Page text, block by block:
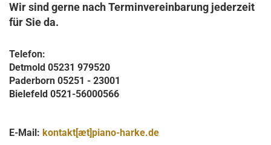
Wir sind gerne nach Terminvereinbarung jederzeit
für Sie da.
Telefon:
Detmold 05231 979520
Paderborn 05251 - 23001
Bielefeld 0521-56000566
E-Mail: kontakt[æt]piano-harke.de